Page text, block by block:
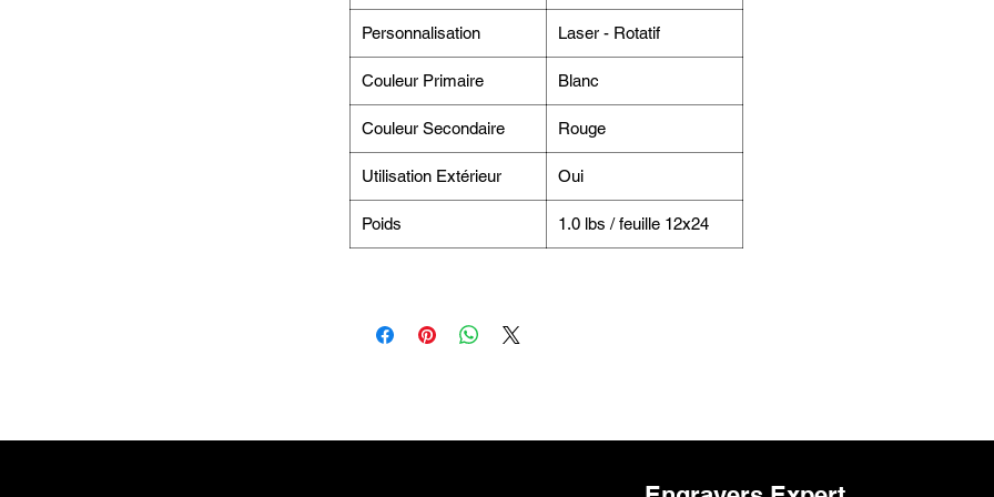
Personnalisation Laser - Rotatif
Couleur Primaire Blanc
Couleur Secondaire Rouge
Utilisation Extérieur Oui
Poids 1.0 lbs / feuille 12x24